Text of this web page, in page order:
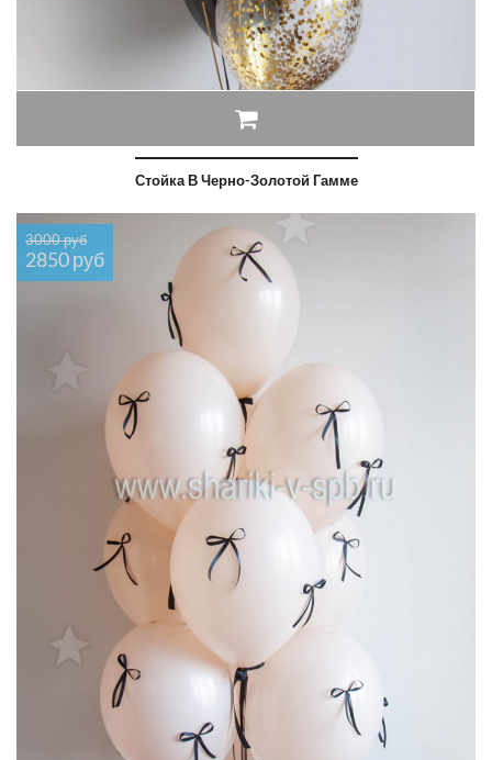
Стойка В Черно-Золотой Гамме
3000 руб
2850 руб